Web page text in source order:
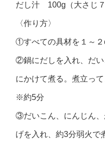
だし汁 100g（大さじ７
〈作り方〉
①すべての具材を１～２
②鍋にだしを入れ、だ
にかけて煮る。煮立っ
※約5分
③だいこん、にんじん
げを入れ、約3分弱火で